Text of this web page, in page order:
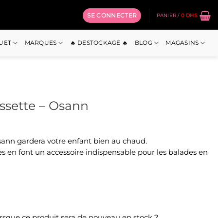
SE CONNECTER PANIER / 0 DHS
MARQUES 🔥 DESTOCKAGE 🔥 BLOG MAGASINS
– Osann
gardera votre enfant bien au chaud.
en font un accessoire indispensable pour les balades en